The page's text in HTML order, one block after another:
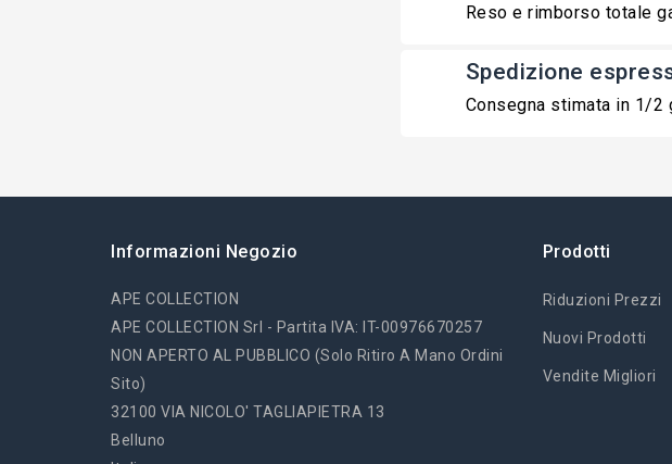
Reso e rimborso totale
Spedizione
Consegna stimata in 1/
Informazioni Negozio
APE COLLECTION
APE COLLECTION Srl - Partita IVA: IT-00976670257
NON APERTO AL PUBBLICO (solo Ritiro A Mano Ordini
Sito)
32100 VIA NICOLO' TAGLIAPIETRA 13
Belluno
Prodotti
Riduzioni Prezzi
Nuovi Prodotti
Vendite Migliori